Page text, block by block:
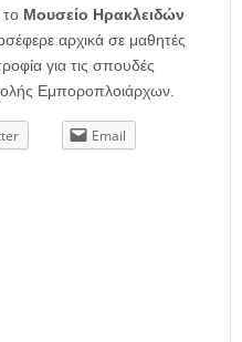
Μουσείο Ηρακλειδών
αρχικά σε μαθητές
για τις σπουδές
Εμποροπλοιάρχων.
Email